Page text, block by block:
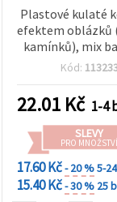
Plastové kulaté
efektem oblázků
kamínků), mix
7,5 mm, velký
šperky,
náhrdelníky,
dekorace
Kód:
22.01 Kč 1-4
SLEVY
PRO MNOŽSTVÍ
17.60 Kč- 20 %5-
15.40 Kč- 30 % 25